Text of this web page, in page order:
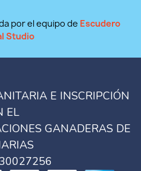
por el equipo de Escudero
Studio
E INSCRIPCIÓN
EL
GANADERAS DE